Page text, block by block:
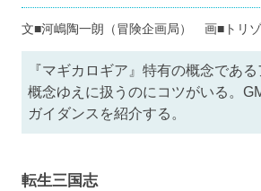
文■河嶋陶一朗（冒険企画局） 画■トリ
『マギカロギア』特有の概念であ
概念ゆえに扱うのにコツがいる。
ガイダンスを紹介する。
転生三国志